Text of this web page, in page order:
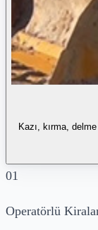
Kazı, kırma,
01
Operatörlü